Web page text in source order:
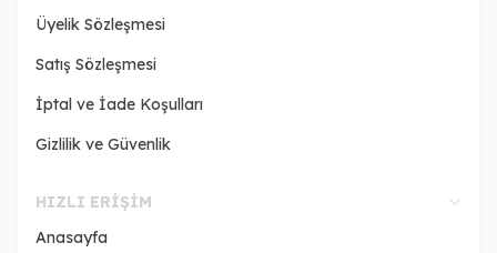
Üyelik Sözleşmesi
Satış Sözleşmesi
İptal ve İade Koşulları
Gizlilik ve Güvenlik
HIZLI ERIŞIM
Anasayfa